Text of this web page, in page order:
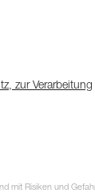
zur Verarbeitung
mit Risiken und